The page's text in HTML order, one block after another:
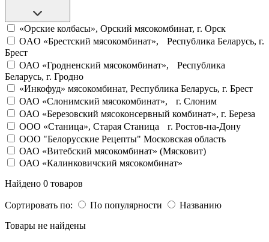
«Орские колбасы», Орский мясокомбинат, г. Орск
OAO «Брестский мясокомбинат», Республика Беларусь, г.
Брест
ОАО «Гродненский мясокомбинат», Республика
Беларусь, г. Гродно
«Инкофуд» мясокомбинат, Республика Беларусь, г. Брест
ОАО «Слонимский мясокомбинат», г. Слоним
ОАО «Березовский мясоконсервный комбинат», г. Береза
OOO «Станица», Старая Станица г. Ростов-на-Дону
ООО "Белорусские Рецепты" Московская область
ОАО «Витебский мясокомбинат» (Мясковит)
ОАО «Калинковичский мясокомбинат»
Найдено 0 товаров
Сортировать по: По популярности
Названию
Товары не найдены